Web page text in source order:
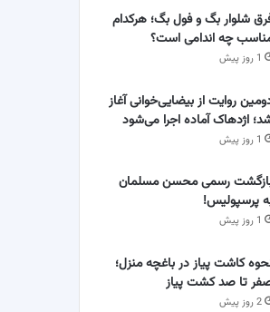
شلوار بگ و فول بگ؛ هرکدام
چه اندامی است؟
1 روز پیش
روایت از بیضایی‌خوانی آغاز
اژدهاک آماده اجرا می‌شود
1 روز پیش
رسمی محسن مسلمان
پرسپولیس!
1 روز پیش
کاشت پیاز در باغچه منزل؛
تا صد کشت پیاز
2 روز پیش